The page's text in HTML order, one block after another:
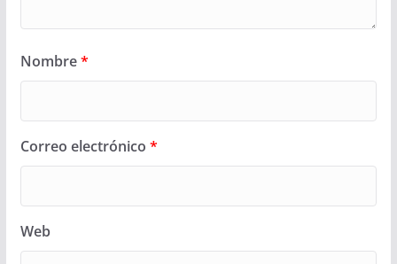
Nombre*
Correo electrónico *
Web